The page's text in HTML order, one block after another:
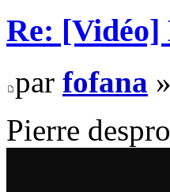
Re: [Vidéo]
par fofana
Pierre